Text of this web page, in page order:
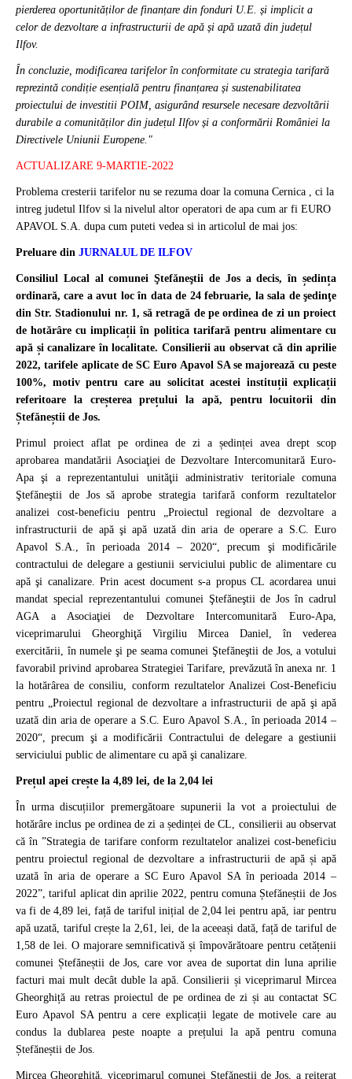
pierderea oportunităților de finanțare din fonduri U.E. și implicit a
celor de dezvoltare a infrastructurii de apă și apă uzată din județul
Ilfov.
În concluzie, modificarea tarifelor în conformitate cu strategia tarifară
reprezintă condiție esențială pentru finanțarea și sustenabilitatea
proiectului de investitii POIM, asigurând resursele necesare dezvoltării
durabile a comunităților din județul Ilfov și a conformării României la
Directivele Uniunii Europene."
ACTUALIZARE 9-MARTIE-2022
Problema cresterii tarifelor nu se rezuma doar la comuna Cernica , ci la
intreg judetul Ilfov si la nivelul altor operatori de apa cum ar fi EURO
APAVOL S.A. dupa cum puteti vedea si in articolul de mai jos:
Preluare din JURNALUL DE ILFOV
Consiliul Local al comunei Ştefăneştii de Jos a decis, în ședința
ordinară, care a avut loc în data de 24 februarie, la sala de şedinţe
din Str. Stadionului nr. 1, să retragă de pe ordinea de zi un proiect
de hotărâre cu implicații în politica tarifară pentru alimentare cu
apă și canalizare în localitate. Consilierii au observat că din aprilie
2022, tarifele aplicate de SC Euro Apavol SA se majorează cu peste
100%, motiv pentru care au solicitat acestei instituții explicații
referitoare la creșterea prețului la apă, pentru locuitorii din
Ștefăneștii de Jos.
Primul proiect aflat pe ordinea de zi a ședinței avea drept scop
aprobarea mandatării Asociaţiei de Dezvoltare Intercomunitară Euro-
Apa şi a reprezentantului unităţii administrativ teritoriale comuna
Ştefăneştii de Jos să aprobe strategia tarifară conform rezultatelor
analizei cost-beneficiu pentru „Proiectul regional de dezvoltare a
infrastructurii de apă şi apă uzată din aria de operare a S.C. Euro
Apavol S.A., în perioada 2014 – 2020“, precum şi modificările
contractului de delegare a gestiunii serviciului public de alimentare cu
apă şi canalizare. Prin acest document s-a propus CL acordarea unui
mandat special reprezentantului comunei Ştefăneştii de Jos în cadrul
AGA a Asociaţiei de Dezvoltare Intercomunitară Euro-Apa,
viceprimarului Gheorghiţă Virgiliu Mircea Daniel, în vederea
exercitării, în numele şi pe seama comunei Ştefăneştii de Jos, a votului
favorabil privind aprobarea Strategiei Tarifare, prevăzută în anexa nr. 1
la hotărârea de consiliu, conform rezultatelor Analizei Cost-Beneficiu
pentru „Proiectul regional de dezvoltare a infrastructurii de apă şi apă
uzată din aria de operare a S.C. Euro Apavol S.A., în perioada 2014 –
2020“, precum şi a modificării Contractului de delegare a gestiunii
serviciului public de alimentare cu apă şi canalizare.
Prețul apei crește la 4,89 lei, de la 2,04 lei
În urma discuțiilor pre­mergătoare supunerii la vot a proiectului de
hotărâre inclus pe ordinea de zi a ședinței de CL, consilierii au observat
că în ”Strategia de tarifare conform rezultatelor analizei cost-beneficiu
pentru proiectul regional de dezvoltare a infrastructurii de apă și apă
uzată în aria de operare a SC Euro Apavol SA în perioada 2014 –
2022”, tariful aplicat din aprilie 2022, pentru comuna Ștefăneștii de Jos
va fi de 4,89 lei, față de tariful inițial de 2,04 lei pentru apă, iar pentru
apă uzată, tariful crește la 2,61, lei, de la aceeași dată, față de tariful de
1,58 de lei. O majorare semnificativă și împovărătoare pentru cetățenii
comunei Ștefăneștii de Jos, care vor avea de suportat din luna aprilie
facturi mai mult decât duble la apă. Consilierii și viceprimarul Mircea
Gheorghiță au retras proiectul de pe ordinea de zi și au contactat SC
Euro Apavol SA pentru a cere explicații legate de motivele care au
condus la dublarea peste noapte a prețului la apă pentru comuna
Ștefăneștii de Jos.
Mircea Gheorghiță, vice­primarul comunei Ște­făneștii de Jos, a reiterat